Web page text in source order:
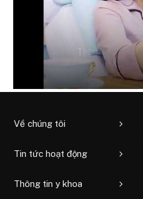
Về chúng tôi
Tin tức hoạt động
Thông tin y khoa